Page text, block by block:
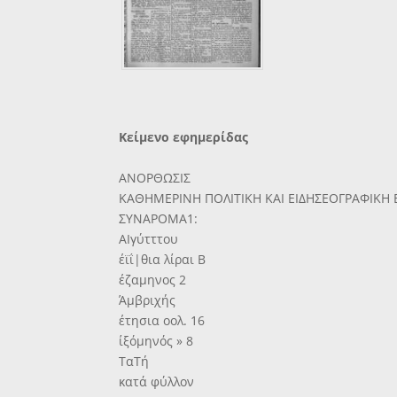
Κείμενο εφημερίδας
ΑΝΟΡΘΩΣΙΣ
ΚΑΘΗΜΕΡΙΝΗ ΠΟΛΙΤΙΚΗ ΚΑΙ ΕΙΔΗΣΕΟΓΡΑΦΙΚΗ
ΣΥΝΑΡΟΜΑ1:
ΑΙγύτττου
έϊΐ|θια λίραι Β
έζαμηνος 2
Άμβριχής
έτησια οολ. 16
ίξόμηνός » 8
ΤαΤή
κατά φύλλον